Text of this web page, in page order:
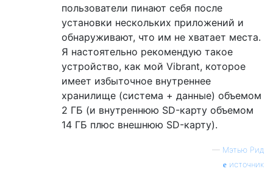
пользователи пинают себя после
установки нескольких приложений и
обнаруживают, что им не хватает места.
Я настоятельно рекомендую такое
устройство, как мой Vibrant, которое
имеет избыточное внутреннее
хранилище (система + данные) объемом
2 ГБ (и внутреннюю SD-карту объемом
14 ГБ плюс внешнюю SD-карту).
— Мэтью Рид
источник